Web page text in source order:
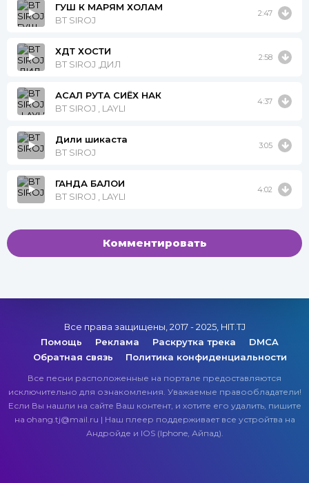
ГУШ К МАРЯМ ХОЛАМ
BT SIROJ
2:47
ХДТ ХОСТИ
BT SIROJ ,ДИЛ
2:58
АСАЛ РУТА СИЁХ НАК
BT SIROJ , LAYLI
4:37
Дили шикаста
BT SIROJ
3:05
ГАНДА БАЛОИ
BT SIROJ , LAYLI
4:02
Комментировать
Все права защищены, 2017 - 2025, HIT.TJ
Помощь
Реклама Раскрутка трека
DMCA
Обратная связь
Политика конфиденциальности
Все песни расположенные на портале предоставляются
исключительно для ознакомления. Уважаемые правообладатели!
Если Вы нашли на сайте Ваш контент, и хотите его удалить, пишите
на ohang.tj@mail.ru | Наш плеер поддерживает все устройтва на
Андройде и IOS (Iphone, Айпад).